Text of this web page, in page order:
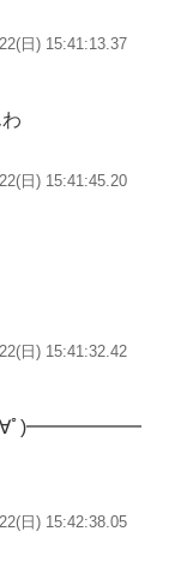
日) 15:41:13.37
日) 15:41:45.20
日) 15:41:32.42
ﾟ∀ﾟ)━━━━━━
日) 15:42:38.05